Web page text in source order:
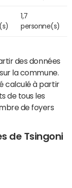
1,7
personne(s)
des données
la commune.
calculé à partir
de tous les
de foyers
de Tsingoni